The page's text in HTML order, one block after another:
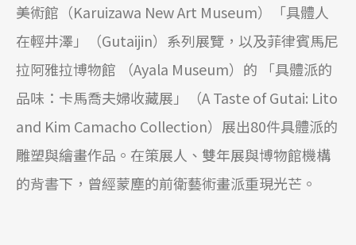
美術館（Karuizawa New Art Museum）「具體人
在輕井澤」（Gutaijin）系列展覽，以及菲律賓馬尼
拉阿雅拉博物館 （Ayala Museum）的 「具體派的
品味：卡馬喬夫婦收藏展」（A Taste of Gutai: Lito
and Kim Camacho Collection）展出80件具體派的
雕塑與繪畫作品。在策展人、雙年展與博物館機構
的背書下，曾經蒙塵的前衛藝術畫派重現光芒。